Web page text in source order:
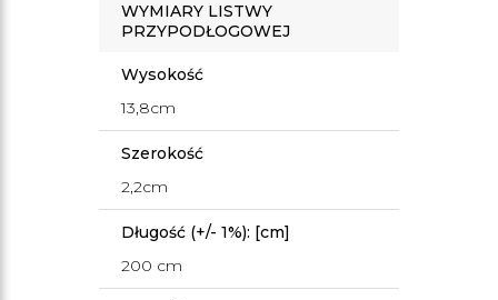
WYMIARY LISTWY
PRZYPODŁOGOWEJ
Wysokość
13,8cm
Szerokość
2,2cm
Długość (+/- 1%): [cm]
200 cm